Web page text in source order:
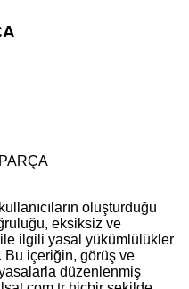
oluşturduğu
eksiksiz ve
ilgili yasal yükümlülükler
Bu içeriğin, görüş ve
düzenlenmiş